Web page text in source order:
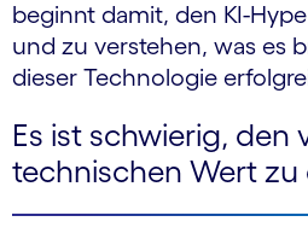
beginnt damit, den KI-
und zu verstehen, was es
dieser Technologie
Es ist schwierig, den
technischen Wert zu